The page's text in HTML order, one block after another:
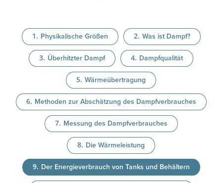
Physikalische Größen Was ist Dampf?
Überhitzter Dampf Dampfqualität
Wärmeübertragung
Methoden zur Abschätzung des Dampfverbrauches
Messung des Dampfverbrauches
Die Wärmeleistung
Der Energieverbrauch von Tanks und Behältern